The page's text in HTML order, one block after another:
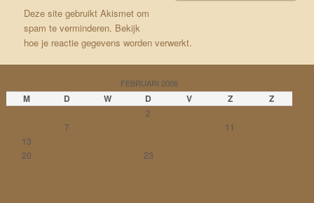
Deze site gebruikt Akismet om
spam te verminderen. Bekijk
hoe je reactie gegevens worden verwerkt.
FEBRUARI 2006
M D W D V Z
Z
2
7 11
13
20 23